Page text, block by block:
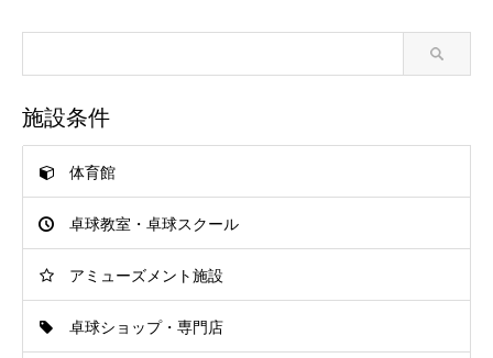
施設条件
体育館
卓球教室・卓球スクール
アミューズメント施設
卓球ショップ・専門店